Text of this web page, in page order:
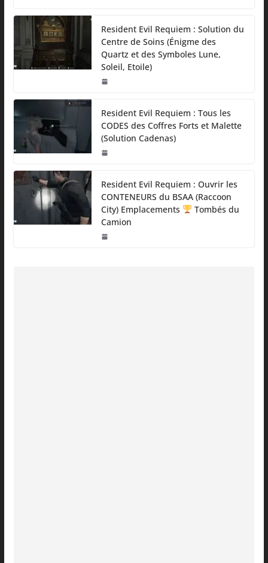
Resident Evil Requiem : Solution du
Centre de Soins (Énigme des
Quartz et des Symboles Lune,
Soleil, Etoile)
Resident Evil Requiem : Tous les
CODES des Coffres Forts et Malette
(Solution Cadenas)
Resident Evil Requiem : Ouvrir les
CONTENEURS du BSAA (Raccoon
City) Emplacements
Tombés du
Camion